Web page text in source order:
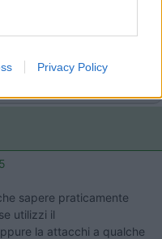
Privacy Policy
Marco >
Sto scherzando !![;)]
sapere praticamente
utilizzi il
la attacchi a qualche